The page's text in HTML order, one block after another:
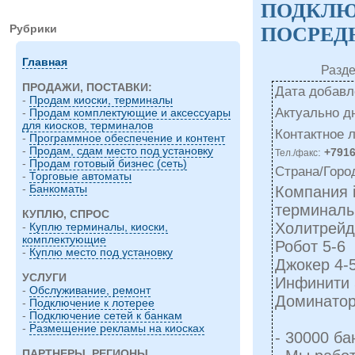
Рубрики
Главная
ПРОДАЖИ, ПОСТАВКИ:
- Продам киоски, терминалы
- Продам комплектующие и аксессуары
для киосков, терминалов
- Программное обеспечение и контент
- Продам, сдам место под установку
- Продам готовый бизнес (сеть)
- Торговые автоматы
- Банкоматы
КУПЛЮ, СПРОС
- Куплю терминалы, киоски,
комплектующие
- Куплю место под установку
УСЛУГИ
- Обслуживание, ремонт
- Подключение к лотерее
- Подключение сетей к банкам
- Размещение рекламы на киосках
Дата
Актуально
Контактное
Тел./факс:
Страна/
Компания
Робот 5-6
Джокер 4-
Инфинити
- 30000